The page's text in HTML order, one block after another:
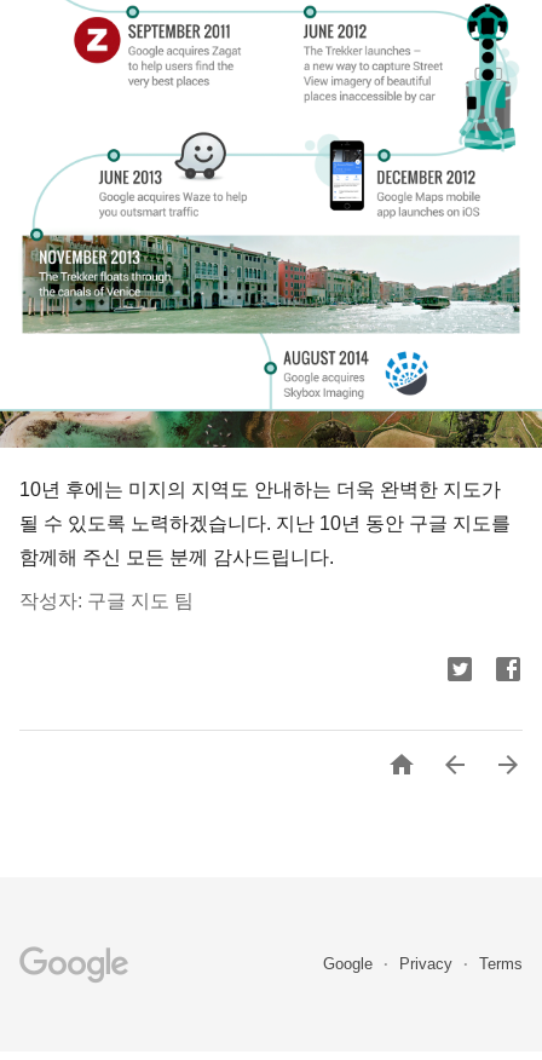
10년 후에는 미지의 지역도 안내하는 더욱 완벽한 지도가
될 수 있도록 노력하겠습니다. 지난 10년 동안 구글 지도를
함께해 주신 모든 분께 감사드립니다.
작성자: 구글 지도 팀
  
Google Privacy Terms